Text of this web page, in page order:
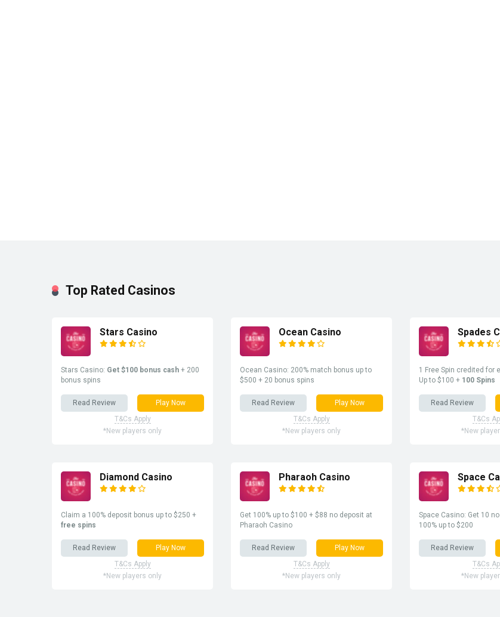
Top Rated Casinos
Stars Casino
Stars Casino: Get $100 bonus cash + 200
bonus spins
Read Review
Play Now
T&Cs Apply
*New players only
Ocean Casino
Ocean Casino: 200% match bonus up to
$500 + 20 bonus spins
Read Review
Play Now
T&Cs Apply
*New players only
Spades
1 Free Spin credited for
Up to $100 + 100 Spins
Read Review
T&Cs
*New
Diamond Casino
Claim a 100% deposit bonus up to $250 +
free spins
Read Review
Play Now
T&Cs Apply
*New players only
Pharaoh Casino
Get 100% up to $100 + $88 no deposit at
Pharaoh Casino
Read Review
Play Now
T&Cs Apply
*New players only
Space
Space Casino: Get 10
100% up to $200
Read Review
T&Cs
*New